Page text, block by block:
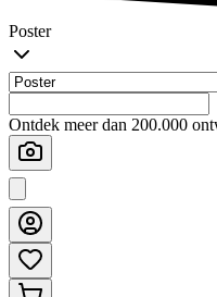
Poster
Ontdek meer dan 200.000